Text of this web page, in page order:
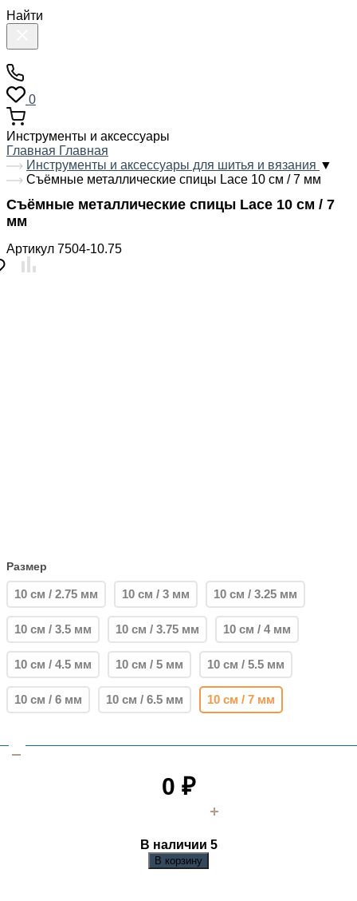
Найти
0
Инструменты и аксессуары
Главная Главная
Инструменты и аксессуары для шитья и вязания ▼
Съёмные металлические спицы Lace 10 см / 7 мм
Съёмные металлические спицы Lace 10 см / 7
мм
Артикул 7504-10.75
Размер
10 см / 2.75 мм 10 см / 3 мм 10 см / 3.25 мм
10 см / 3.5 мм 10 см / 3.75 мм 10 см / 4 мм
10 см / 4.5 мм 10 см / 5 мм 10 см / 5.5 мм
10 см / 6 мм 10 см / 6.5 мм 10 см / 7 мм
0 ₽
В наличии 5
В корзину